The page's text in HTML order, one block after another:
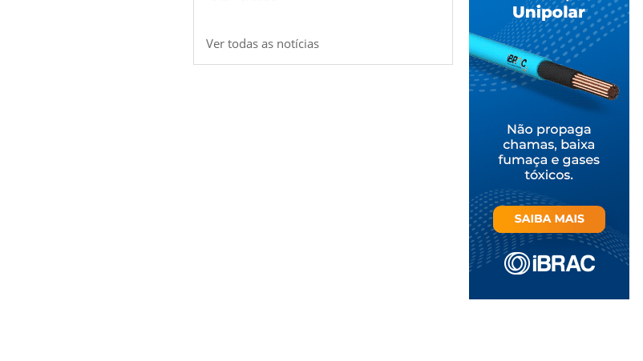
Ver todas as notícias